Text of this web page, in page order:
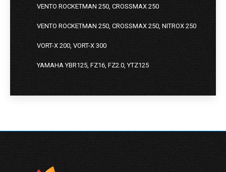
VENTO ROCKETMAN 250, CROSSMAX 250
VENTO ROCKETMAN 250, CROSSMAX 250, NITROX 250
VORT-X 200, VORT-X 300
YAMAHA YBR125, FZ16, FZ2.0, YTZ125